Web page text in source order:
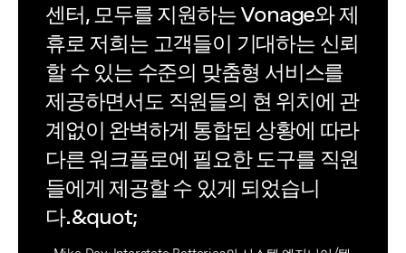
센터, 모두를 지원하는 Vonage와 제
휴로 저희는 고객들이 기대하는 신뢰
할 수 있는 수준의 맞춤형 서비스를
제공하면서도 직원들의 현 위치에 관
계없이 완벽하게 통합된 상황에 따라
다른 워크플로에 필요한 도구를 직원
들에게 제공할 수 있게 되었습니
다.&quot;